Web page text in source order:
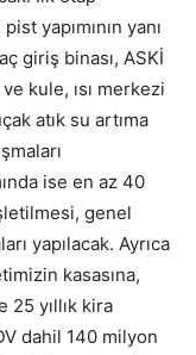
yapımının yanı
giriş binası, ASKİ
kule, ısı merkezi
atık su artıma
ise en az 40
genel
yapılacak. Ayrıca
kasasına,
25 yıllık kira
dahil 140 milyon